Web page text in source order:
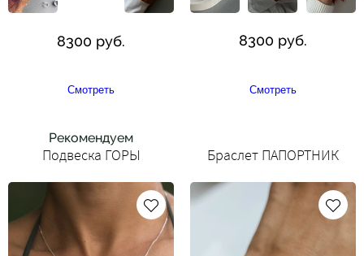
8300 руб.
Смотреть
8300 руб.
Смотреть
Рекомендуем
Подвеска ГОРЫ Браслет ПАПОРТНИК